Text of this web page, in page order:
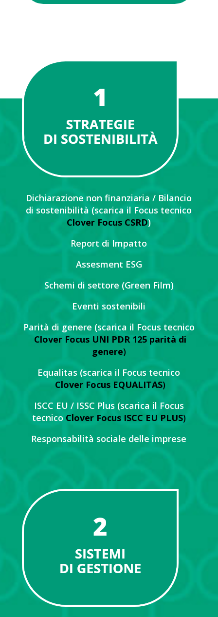
Dichiarazione non finanziaria / Bilancio
di sostenibilità (scarica il Focus tecnico
Clover Focus CSRD)
Report di Impatto
Assesment ESG
Schemi di settore (Green Film)
Eventi sostenibili
Parità di genere (scarica il Focus tecnico
Clover Focus UNI PDR 125 parità di
genere)
Equalitas (scarica il Focus tecnico
Clover Focus EQUALITAS)
ISCC EU / ISSC Plus (scarica il Focus
tecnico Clover Focus ISCC EU PLUS)
Responsabilità sociale delle imprese